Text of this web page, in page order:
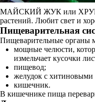
МАЙСКИЙ ЖУК или ХРУЩ –
растений. Любит свет и
Пищеварительная
Пищеварительные органы
мощные челюсти,
измельчает кусочки
пищевод;
желудок с
кишечник.
В кишечнике пища